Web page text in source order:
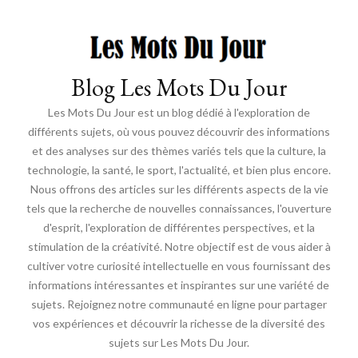
Blog Les Mots Du Jour
Les Mots Du Jour est un blog dédié à l'exploration de
différents sujets, où vous pouvez découvrir des informations
et des analyses sur des thèmes variés tels que la culture, la
technologie, la santé, le sport, l'actualité, et bien plus encore.
Nous offrons des articles sur les différents aspects de la vie
tels que la recherche de nouvelles connaissances, l'ouverture
d'esprit, l'exploration de différentes perspectives, et la
stimulation de la créativité. Notre objectif est de vous aider à
cultiver votre curiosité intellectuelle en vous fournissant des
informations intéressantes et inspirantes sur une variété de
sujets. Rejoignez notre communauté en ligne pour partager
vos expériences et découvrir la richesse de la diversité des
sujets sur Les Mots Du Jour.